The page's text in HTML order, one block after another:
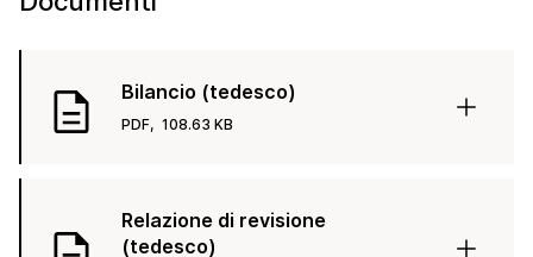
Bilancio (tedesco)
PDF, 108.63 KB
Relazione di revisione
(tedesco)